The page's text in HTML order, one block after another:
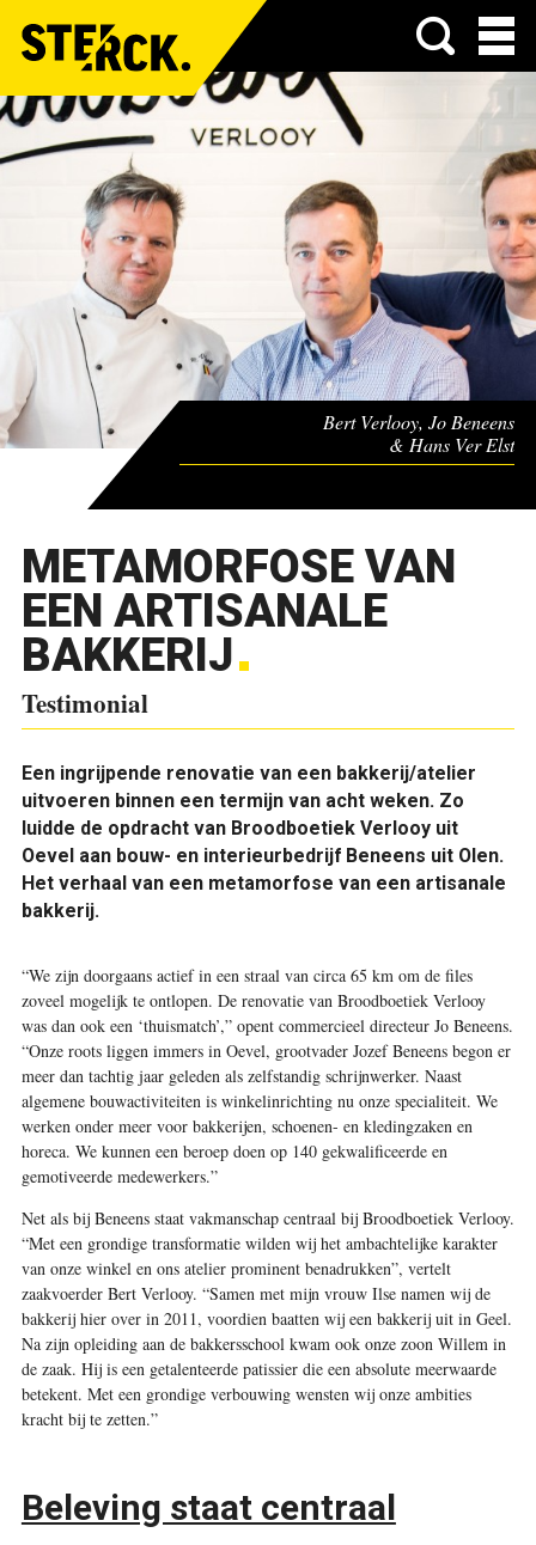
Menu
Bert Verlooy, Jo Beneens
& Hans Ver Elst
METAMORFOSE VAN
EEN ARTISANALE
BAKKERIJ
Testimonial
Een ingrijpende renovatie van een bakkerij/atelier
uitvoeren binnen een termijn van acht weken. Zo
luidde de opdracht van Broodboetiek Verlooy uit
Oevel aan bouw- en interieurbedrijf Beneens uit Olen.
Het verhaal van een metamorfose van een artisanale
bakkerij.
“We zijn doorgaans actief in een straal van circa 65 km om de files
zoveel mogelijk te ontlopen. De renovatie van Broodboetiek Verlooy
was dan ook een ‘thuismatch’,” opent commercieel directeur Jo Beneens.
“Onze roots liggen immers in Oevel, grootvader Jozef Beneens begon er
meer dan tachtig jaar geleden als zelfstandig schrijnwerker. Naast
algemene bouwactiviteiten is winkelinrichting nu onze specialiteit. We
werken onder meer voor bakkerijen, ­schoenen- en kledingzaken en
horeca. We kunnen een beroep doen op 140 gekwalificeerde en
gemotiveerde medewerkers.”
Net als bij Beneens staat vakmanschap centraal bij Broodboetiek Verlooy.
“Met een grondige transformatie wilden wij het ambachtelijke karakter
van onze winkel en ons atelier prominent benadrukken”, vertelt
zaakvoerder Bert Verlooy. “Samen met mijn vrouw Ilse namen wij de
bakkerij hier over in 2011, voordien baatten wij een bakkerij uit in Geel.
Na zijn opleiding aan de bakkersschool kwam ook onze zoon Willem in
de zaak. Hij is een getalenteerde patissier die een absolute meerwaarde
betekent. Met een grondige verbouwing wensten wij onze ambities
kracht bij te zetten.”
Beleving staat centraal